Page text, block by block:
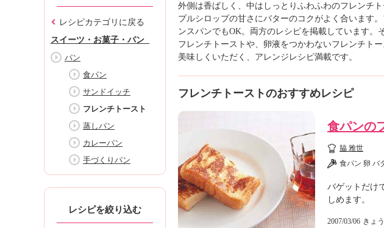
を
見
つ
け
よ
N
デ
ュ
ケ
ー
シ
ョ
レシピカテゴリに戻る
スイーツ・お菓子・パン
パン
食パン
サンドイッチ
フレンチトースト
蒸しパン
カレーパン
手づくりパン
レシピを絞り込む
外側は香ばしく、中はしっとりふわふわのフレンチ
プルシロップの甘さにバターのコクがよく合います
ンスパンでもOK。両方のレシピを掲載しています
フレンチトーストや、卵液をつかわないフレンチト
美味しくいただく、アレンジレシピ満載です。
フレンチトーストのおすすめレシピ
食パンの
脇 雅世
食パン 卵 バ
バゲットだけ
しめます。
2007/03/06 きょ